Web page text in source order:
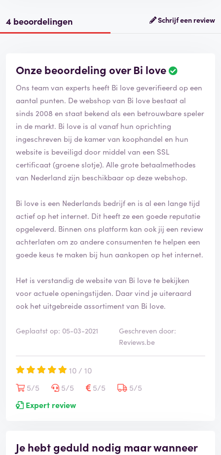
4 beoordelingen Schrijf een review
Onze beoordeling over Bi love
Ons team van experts heeft Bi love geverifieerd op een
aantal punten. De webshop van Bi love bestaat al
sinds 2008 en staat bekend als een betrouwbare speler
in de markt. Bi love is al vanaf hun oprichting
ingeschreven bij de kamer van koophandel en hun
website is beveiligd door middel van een SSL
certificaat (groene slotje). Alle grote betaalmethodes
van Nederland zijn beschikbaar op deze webshop.
Bi love is een Nederlands bedrijf en is al een lange tijd
actief op het internet. Dit heeft ze een goede reputatie
opgeleverd. Binnen ons platform kan ook jij een review
achterlaten om zo andere consumenten te helpen een
goede keus te maken bij hun aankopen op het internet.
Het is verstandig de website van Bi love te bekijken
voor actuele openingstijden. Daar vind je uiteraard
ook het uitgebreide assortiment van Bi love.
Geplaatst op: 05-03-2021
Geschreven door:
Reviews.be
10 / 10
5/5
5/5 5/5
5/5
Expert review
Je hebt geduld nodig maar wanneer